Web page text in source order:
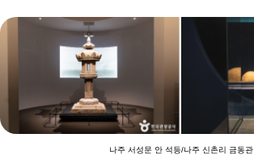
나주 서성문 안 석등/나주 신촌리 금동관